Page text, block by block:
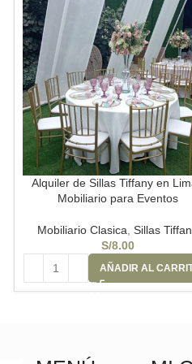
Alquiler de Sillas Tiffany en
Mobiliario para Eventos
Mobiliario Clasica, Sillas
S/8.00
AÑADIR AL